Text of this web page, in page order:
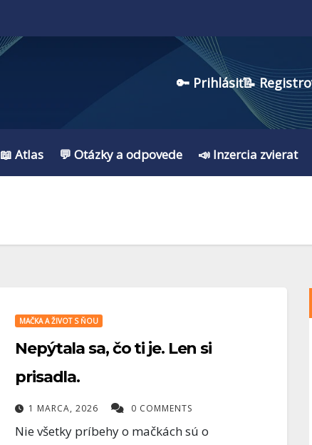
🔑 Prihlásiť📝
📖 Atlas 💬 Otázky a odpovede 📣 Inzercia zvierat
MAČKA A ŽIVOT S ŇOU
Nepýtala sa, čo ti je. Len si
prisadla.
1 MARCA, 2026 0 COMMENTS
Nie všetky príbehy o mačkách sú o